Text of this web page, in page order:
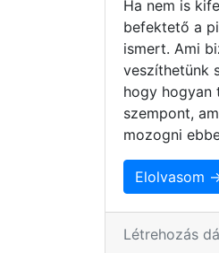
Ha nem is
befektető a
ismert. Ami
veszíthetünk
hogy hogyan
szempont,
mozogni
Elolvasom
Létrehozás